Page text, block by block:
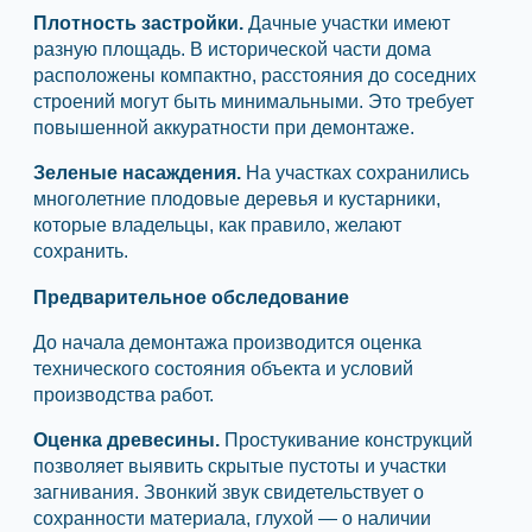
Плотность застройки. Дачные участки имеют
разную площадь. В исторической части дома
расположены компактно, расстояния до соседних
строений могут быть минимальными. Это требует
повышенной аккуратности при демонтаже.
Зеленые насаждения. На участках сохранились
многолетние плодовые деревья и кустарники,
которые владельцы, как правило, желают
сохранить.
Предварительное обследование
До начала демонтажа производится оценка
технического состояния объекта и условий
производства работ.
Оценка древесины. Простукивание конструкций
позволяет выявить скрытые пустоты и участки
загнивания. Звонкий звук свидетельствует о
сохранности материала, глухой — о наличии